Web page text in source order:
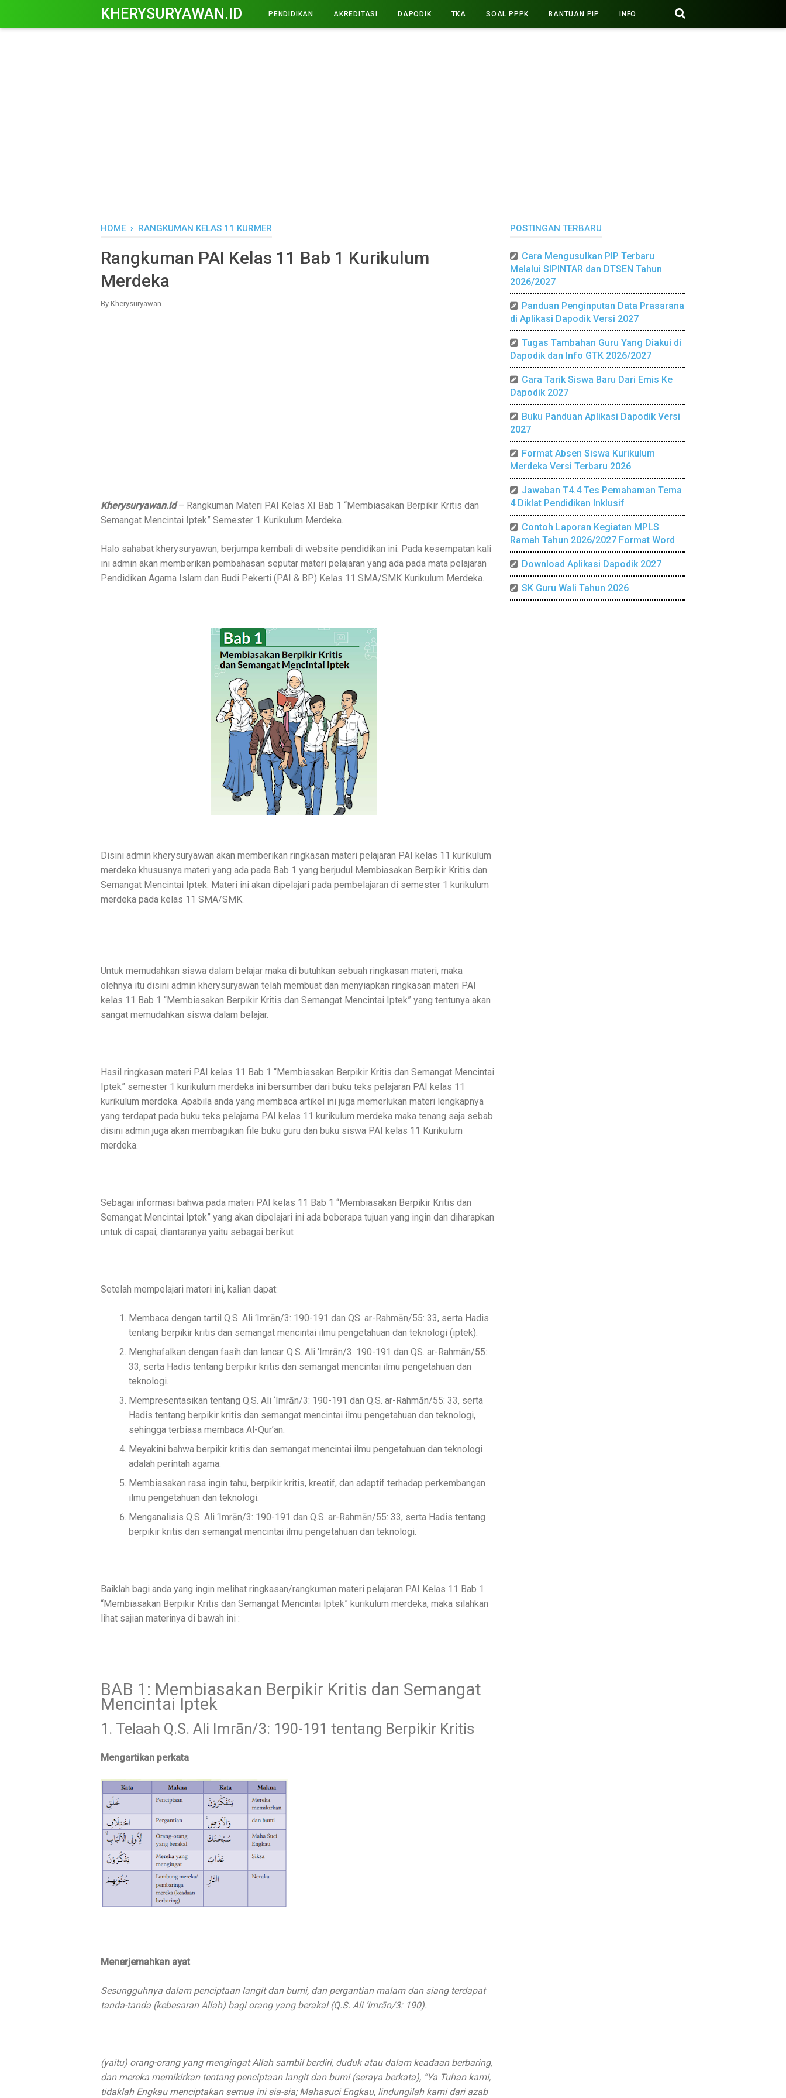
KHERYSURYAWAN.ID PENDIDIKAN AKREDITASI DAPODIK TKA SOAL PPPK BANTUAN PIP INFO
HOME › RANGKUMAN KELAS 11 KURMER
Rangkuman PAI Kelas 11 Bab 1 Kurikulum
Merdeka
By Kherysuryawan
Kherysuryawan.id– Rangkuman Materi PAI Kelas XI Bab 1 “Membiasakan Berpikir Kritis dan
Semangat Mencintai Iptek” Semester 1 Kurikulum Merdeka.
Halo sahabat kherysuryawan, berjumpa kembali di website pendidikan ini. Pada kesempatan kali
ini admin akan memberikan pembahasan seputar materi pelajaran yang ada pada mata pelajaran
Pendidikan Agama Islam dan Budi Pekerti (PAI & BP) Kelas 11 SMA/SMK Kurikulum Merdeka.
Disini admin kherysuryawan akan memberikan ringkasan materi pelajaran PAI kelas 11 kurikulum
merdeka khususnya materi yang ada pada Bab 1 yang berjudul Membiasakan Berpikir Kritis dan
Semangat Mencintai Iptek. Materi ini akan dipelajari pada pembelajaran di semester 1 kurikulum
merdeka pada kelas 11 SMA/SMK.
Untuk memudahkan siswa dalam belajar maka di butuhkan sebuah ringkasan materi, maka
olehnya itu disini admin kherysuryawan telah membuat dan menyiapkan ringkasan materi PAI
kelas 11 Bab 1 “Membiasakan Berpikir Kritis dan Semangat Mencintai Iptek” yang tentunya akan
sangat memudahkan siswa dalam belajar.
Hasil ringkasan materi PAI kelas 11 Bab 1 “Membiasakan Berpikir Kritis dan Semangat Mencintai
Iptek” semester 1 kurikulum merdeka ini bersumber dari buku teks pelajaran PAI kelas 11
kurikulum merdeka. Apabila anda yang membaca artikel ini juga memerlukan materi lengkapnya
yang terdapat pada buku teks pelajarna PAI kelas 11 kurikulum merdeka maka tenang saja sebab
disini admin juga akan membagikan file buku guru dan buku siswa PAI kelas 11 Kurikulum
merdeka.
Sebagai informasi bahwa pada materi PAI kelas 11 Bab 1 “Membiasakan Berpikir Kritis dan
Semangat Mencintai Iptek” yang akan dipelajari ini ada beberapa tujuan yang ingin dan diharapkan
untuk di capai, diantaranya yaitu sebagai berikut :
Setelah mempelajari materi ini, kalian dapat:
Membaca dengan tartil Q.S. Ali ‘Imrān/3: 190-191 dan QS. ar-Rahmān/55: 33, serta Hadis
tentang berpikir kritis dan semangat mencintai ilmu pengetahuan dan teknologi (iptek).
Menghafalkan dengan fasih dan lancar Q.S. Ali ‘Imrān/3: 190-191 dan QS. ar-Rahmān/55:
33, serta Hadis tentang berpikir kritis dan semangat mencintai ilmu pengetahuan dan
teknologi.
Mempresentasikan tentang Q.S. Ali ‘Imrān/3: 190-191 dan Q.S. ar-Rahmān/55: 33, serta
Hadis tentang berpikir kritis dan semangat mencintai ilmu pengetahuan dan teknologi,
sehingga terbiasa membaca Al-Qur’an.
Meyakini bahwa berpikir kritis dan semangat mencintai ilmu pengetahuan dan teknologi
adalah perintah agama.
Membiasakan rasa ingin tahu, berpikir kritis, kreatif, dan adaptif terhadap perkembangan
ilmu pengetahuan dan teknologi.
Menganalisis Q.S. Ali ‘Imrān/3: 190-191 dan Q.S. ar-Rahmān/55: 33, serta Hadis tentang
berpikir kritis dan semangat mencintai ilmu pengetahuan dan teknologi.
Baiklah bagi anda yang ingin melihat ringkasan/rangkuman materi pelajaran PAI Kelas 11 Bab 1
“Membiasakan Berpikir Kritis dan Semangat Mencintai Iptek” kurikulum merdeka, maka silahkan
lihat sajian materinya di bawah ini :
BAB 1: Membiasakan Berpikir Kritis dan Semangat
Mencintai Iptek
1. Telaah Q.S. Ali Imrān/3: 190-191 tentang Berpikir Kritis
Mengartikan perkata
Menerjemahkan ayat
Sesungguhnya dalam penciptaan langit dan bumi, dan pergantian malam dan siang terdapat
tanda-tanda (kebesaran Allah) bagi orang yang berakal (Q.S. Ali ‘Imrān/3: 190).
(yaitu) orang-orang yang mengingat Allah sambil berdiri, duduk atau dalam keadaan berbaring,
dan mereka memikirkan tentang penciptaan langit dan bumi (seraya berkata), “Ya Tuhan kami,
tidaklah Engkau menciptakan semua ini sia-sia; Mahasuci Engkau, lindungilah kami dari azab
POSTINGAN TERBARU
Cara Mengusulkan PIP Terbaru
Melalui SIPINTAR dan DTSEN Tahun
2026/2027
Panduan Penginputan Data Prasarana
di Aplikasi Dapodik Versi 2027
Tugas Tambahan Guru Yang Diakui di
Dapodik dan Info GTK 2026/2027
Cara Tarik Siswa Baru Dari Emis Ke
Dapodik 2027
Buku Panduan Aplikasi Dapodik Versi
2027
Format Absen Siswa Kurikulum
Merdeka Versi Terbaru 2026
Jawaban T4.4 Tes Pemahaman Tema
4 Diklat Pendidikan Inklusif
Contoh Laporan Kegiatan MPLS
Ramah Tahun 2026/2027 Format Word
Download Aplikasi Dapodik 2027
SK Guru Wali Tahun 2026